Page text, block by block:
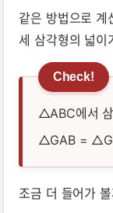
같은 방법으로
세 삼각형의 넓이
△ABC에서
△GAB =
조금 더 들어가